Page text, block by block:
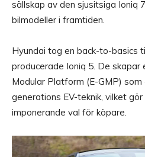
sällskap av den sjusitsiga Ioniq
bilmodeller i framtiden.
Hyundai tog en back-to-basics
producerade Ioniq 5. De skapar
Modular Platform (E-GMP)
generations EV-teknik, vilket
imponerande val för köpare.